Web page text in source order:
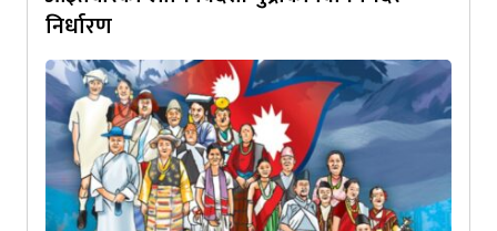
निर्धारण